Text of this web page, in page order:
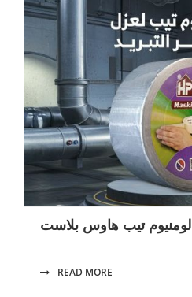
الومنيوم تيب هاوس بلاست
READ MORE